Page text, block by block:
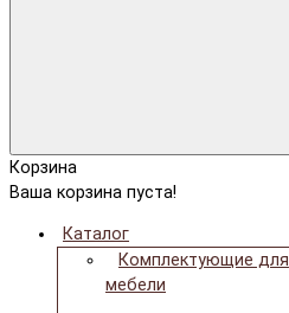
Корзина
Ваша корзина пуста!
Каталог
Комплектующие для
мебели